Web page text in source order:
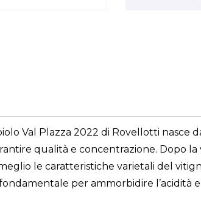
Val Plazza 2022 di Rovellotti
qualità e concentrazione. Dopo
le caratteristiche varietali del
per ammorbidire l’acidità